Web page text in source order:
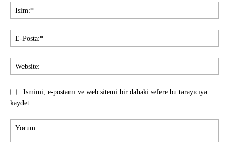
Ismimi, e-postamı ve web sitemi bir dahaki sefere bu tarayıcıya
kaydet.